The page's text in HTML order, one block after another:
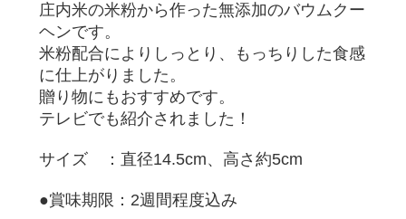
庄内米の米粉から作った無添加のバウムクー
ヘンです。
米粉配合によりしっとり、もっちりした食感
に仕上がりました。
贈り物にもおすすめです。
テレビでも紹介されました！
サイズ ：直径14.5cm、高さ約5cm
●賞味期限：2週間程度込み